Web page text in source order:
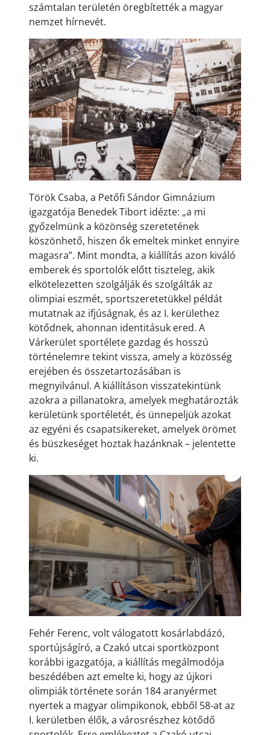
számtalan területén öregbítették a magyar
nemzet hírnevét.
Török Csaba, a Petőfi Sándor Gimnázium
igazgatója Benedek Tibort idézte: „a mi
győzelmünk a közönség szeretetének
köszönhető, hiszen ők emeltek minket ennyire
magasra”. Mint mondta, a kiállítás azon kiváló
emberek és sportolók előtt tiszteleg, akik
elkötelezetten szolgálják és szolgálták az
olimpiai eszmét, sportszeretetükkel példát
mutatnak az ifjúságnak, és az I. kerülethez
kötődnek, ahonnan identitásuk ered. A
Várkerület sportélete gazdag és hosszú
történelemre tekint vissza, amely a közösség
erejében és összetartozásában is
megnyilvánul. A kiállításon visszatekintünk
azokra a pillanatokra, amelyek meghatározták
kerületünk sportéletét, és ünnepeljük azokat
az egyéni és csapatsikereket, amelyek örömet
és büszkeséget hoztak hazánknak – jelentette
ki.
Fehér Ferenc, volt válogatott kosárlabdázó,
sportújságíró, a Czakó utcai sportközpont
korábbi igazgatója, a kiállítás megálmodója
beszédében azt emelte ki, hogy az újkori
olimpiák története során 184 aranyérmet
nyertek a magyar olimpikonok, ebből 58-at az
I. kerületben élők, a városrészhez kötődő